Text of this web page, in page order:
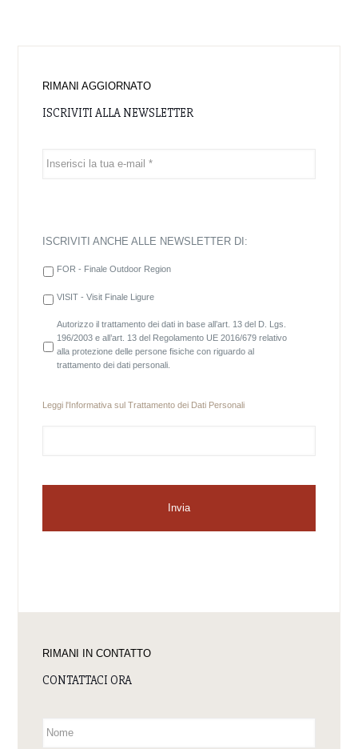
RIMANI AGGIORNATO
ISCRIVITI ALLA NEWSLETTER
ISCRIVITI ANCHE ALLE NEWSLETTER DI:
FOR - Finale Outdoor Region
VISIT - Visit Finale Ligure
Autorizzo il trattamento dei dati in base all’art. 13 del D. Lgs.
196/2003 e all’art. 13 del Regolamento UE 2016/679 relativo
alla protezione delle persone fisiche con riguardo al
trattamento dei dati personali.
Leggi l'Informativa sul Trattamento dei Dati Personali
RIMANI IN CONTATTO
CONTATTACI ORA